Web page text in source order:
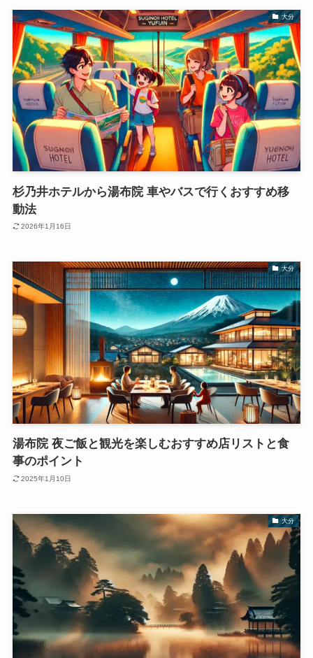
大分
杉乃井ホテルから湯布院 車やバスで行くおすすめ移
動法
2026年1月16日
大分
湯布院 夜ご飯と観光を楽しむおすすめ店リストと食
事のポイント
2025年1月10日
大分